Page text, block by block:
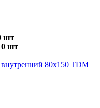
шт
0 шт
80х150 TDM